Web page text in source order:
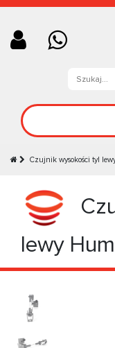
Czujnik wysokości tyl
lewy